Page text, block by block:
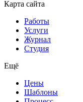
Карта сайта
Работы
Услуги
Журнал
Студия
Ещё
Цены
Шаблоны